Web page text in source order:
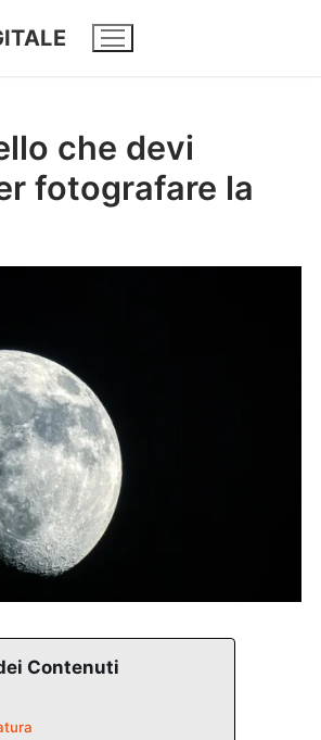
che devi
fotografare la
Contenuti